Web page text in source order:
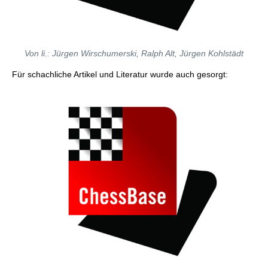
Von li.: Jürgen Wirschumerski, Ralph Alt, Jürgen Kohlstädt
Für schachliche Artikel und Literatur wurde auch gesorgt: